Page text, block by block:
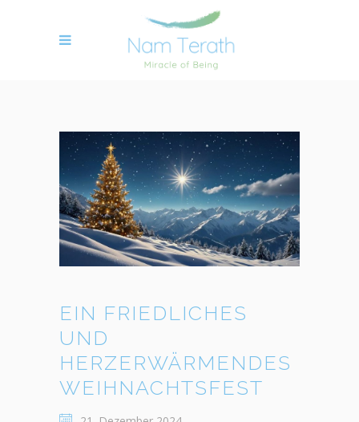
EIN FRIEDLICHES
UND
HERZERWÄRMENDES
WEIHNACHTSFEST